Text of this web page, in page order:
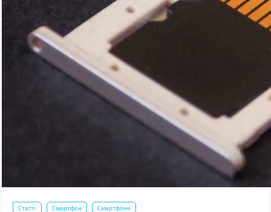
Статті Смартфон Смартфони